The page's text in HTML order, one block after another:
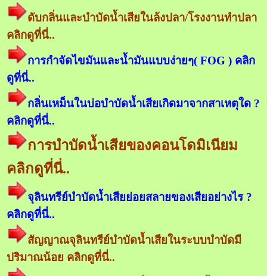
ดับกลิ่นและบำบัดน้ำเสียในล้งปลา/โรงงานทำปลา
คลิกดูที่นี่..
การกำจัดไขมันและน้ำมันแบบง่ายๆ( FOG ) คลิก
ดูที่นี่..
กลิ่นเหม็นในบ่อบำบัดน้ำเสียเกิดมาจากสาเหตุใด ?
คลิกดูที่นี่..
การบำบัดน้ำเสียของคอนโดมิเนียม
คลิกดูที่นี่..
จุลินทรีย์บำบัดน้ำเสียย่อยสลายของเสียอย่างไร ?
คลิกดูที่นี่..
สัญญาณจุลินทรีย์บำบัดน้ำเสียในระบบบำบัดมี
ปริมาณน้อย คลิกดูที่นี่..